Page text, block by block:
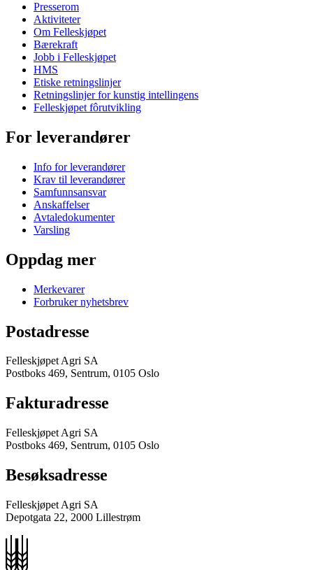
Presserom
Aktiviteter
Om Felleskjøpet
Bærekraft
Jobb i Felleskjøpet
HMS
Etiske retningslinjer
Retningslinjer for kunstig intellingens
Felleskjøpet fôrutvikling
For leverandører
Info for leverandører
Krav til leverandører
Samfunnsansvar
Anskaffelser
Avtaledokumenter
Varsling
Oppdag mer
Merkevarer
Forbruker nyhetsbrev
Postadresse
Felleskjøpet Agri SA
Postboks 469, Sentrum, 0105 Oslo
Fakturadresse
Felleskjøpet Agri SA
Postboks 469, Sentrum, 0105 Oslo
Besøksadresse
Felleskjøpet Agri SA
Depotgata 22, 2000 Lillestrøm